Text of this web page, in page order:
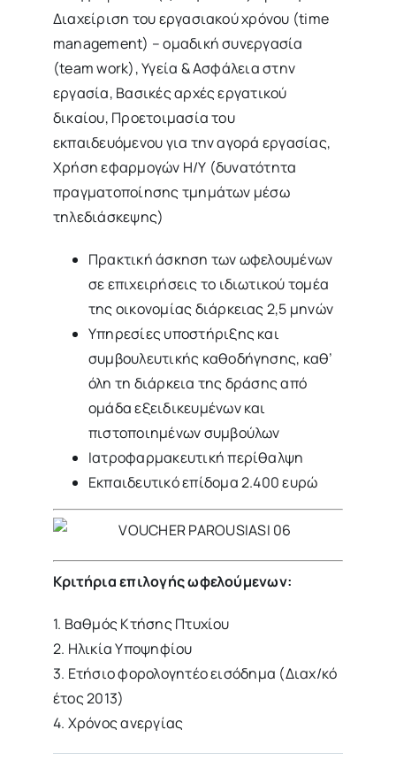
Διαχείριση του εργασιακού χρόνου (time
management) – ομαδική συνεργασία
(team work), Υγεία & Ασφάλεια στην
εργασία, Βασικές αρχές εργατικού
δικαίου, Προετοιμασία του
εκπαιδευόμενου για την αγορά εργασίας,
Χρήση εφαρμογών Η/Υ (δυνατότητα
πραγματοποίησης τμημάτων μέσω
τηλεδιάσκεψης)
Πρακτική άσκηση των ωφελουμένων
σε επιχειρήσεις το ιδιωτικού τομέα
της οικονομίας διάρκειας 2,5 μηνών
Υπηρεσίες υποστήριξης και
συμβουλευτικής καθοδήγησης, καθ’
όλη τη διάρκεια της δράσης από
ομάδα εξειδικευμένων και
πιστοποιημένων συμβούλων
Ιατροφαρμακευτική περίθαλψη
Εκπαιδευτικό επίδομα 2.400 ευρώ
Κριτήρια επιλογής ωφελούμενων:
1. Βαθμός Κτήσης Πτυχίου
2. Ηλικία Υποψηφίου
3. Ετήσιο φορολογητέο εισόδημα (Διαχ/κό
έτος 2013)
4. Χρόνος ανεργίας